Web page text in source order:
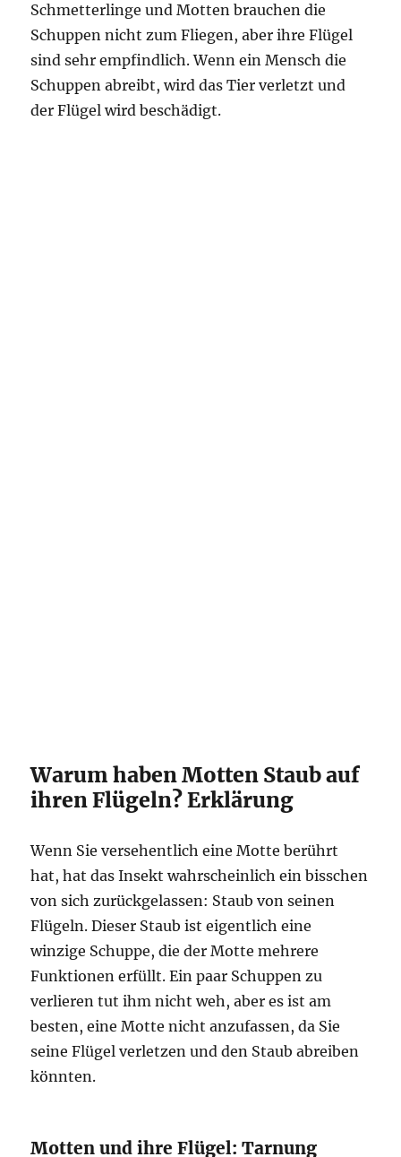
Schmetterlinge und Motten brauchen die
Schuppen nicht zum Fliegen, aber ihre Flügel
sind sehr empfindlich. Wenn ein Mensch die
Schuppen abreibt, wird das Tier verletzt und
der Flügel wird beschädigt.
Warum haben Motten Staub auf
ihren Flügeln? Erklärung
Wenn Sie versehentlich eine Motte berührt
hat, hat das Insekt wahrscheinlich ein bisschen
von sich zurückgelassen: Staub von seinen
Flügeln. Dieser Staub ist eigentlich eine
winzige Schuppe, die der Motte mehrere
Funktionen erfüllt. Ein paar Schuppen zu
verlieren tut ihm nicht weh, aber es ist am
besten, eine Motte nicht anzufassen, da Sie
seine Flügel verletzen und den Staub abreiben
könnten.
Motten und ihre Flügel: Tarnung